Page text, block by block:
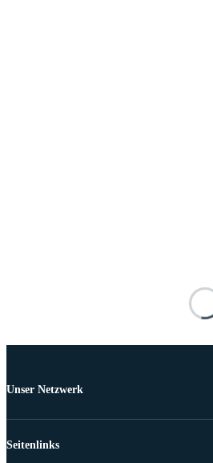
Unser Netzwerk
Seitenlinks